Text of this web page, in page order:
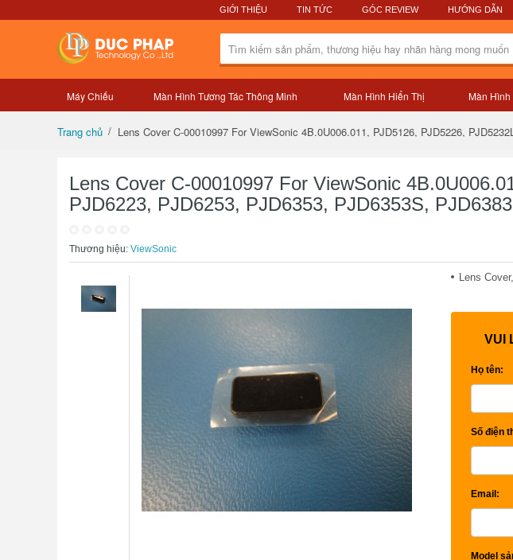
GIỚI THIỆU TIN TỨC GÓC REVIEW HƯỚNG DẪN
Tổng quan sản phẩm
Máy Chiếu Màn Hình Tương Tác Thông Minh Màn Hình Hiển Thị Màn
Trang chủ
Lens Cover C-00010997 For ViewSonic
PJD6223, PJD6253, PJD6353, PJD6353S,
Thương hiệu: ViewSonic
Lens
VUI
Họ tên:
Số điện
Email:
Model